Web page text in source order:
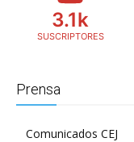
3.1k
SUSCRIPTORES
Prensa
Comunicados CEJ